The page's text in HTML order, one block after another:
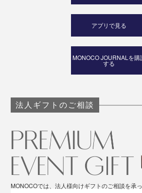
アプリで見る
MONOCO JOURNALを購
する
法人ギフトのご相談
MONOCOでは、法人様向けギフトのご相談を承っ